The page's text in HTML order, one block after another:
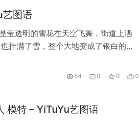
艺图语
莹透明的雪花在天空飞舞，街道上洒
挂满了雪，整个大地变成了银白的世
54 0 0 0
模特 – YiTuYu艺图语